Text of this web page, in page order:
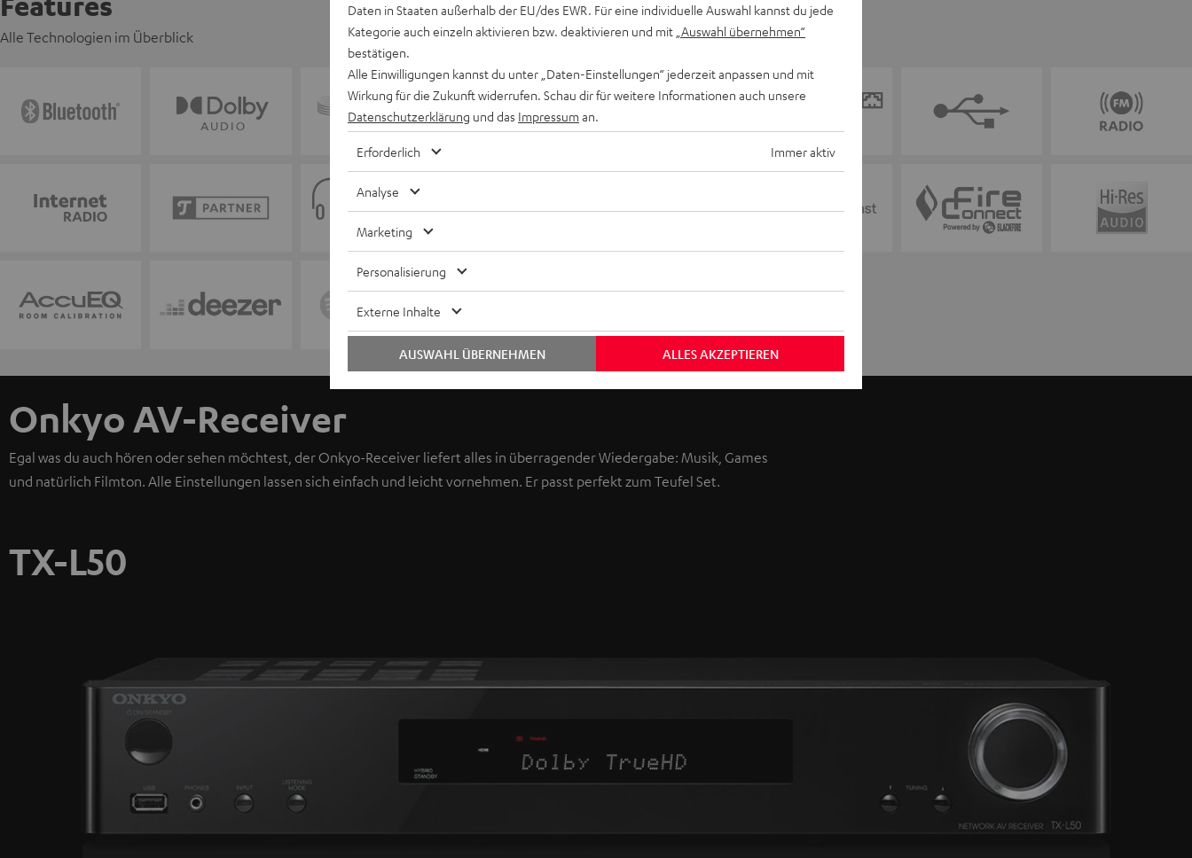
Alle Technologien im Überblick
Onkyo AV-Receiver
Egal was du auch hören oder sehen möchtest, der Onkyo-Receiver liefert alles in überragender Wiedergabe: Musik, Games
und natürlich Filmton. Alle Einstellungen lassen sich einfach und leicht vornehmen. Er passt perfekt zum Teufel Set.
TX-L50
Daten in Staaten außerhalb der EU/des EWR. Für eine individuelle Auswahl kannst du jede
Kategorie auch einzeln aktivieren bzw. deaktivieren und mit „Auswahl übernehmen“
bestätigen.
Alle Einwilligungen kannst du unter „Daten-Einstellungen“ jederzeit anpassen und mit
Wirkung für die Zukunft widerrufen. Schau dir für weitere Informationen auch unsere
Datenschutzerklärung und das Impressum an.
Erforderlich Immer aktiv
Analyse
Marketing
Personalisierung
Externe Inhalte
ALLES AKZEPTIEREN
AUSWAHL ÜBERNEHMEN